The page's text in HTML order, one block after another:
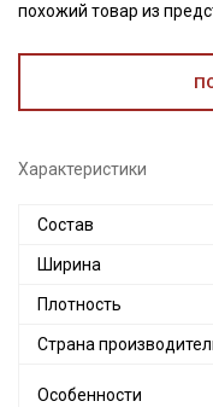
похожий товар из
Характеристики
Состав
Ширина
Плотность
Страна
Особенности